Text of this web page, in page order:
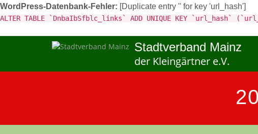
WordPress-Datenbank-Fehler: [Duplicate entry '' for key 'url_hash']
ALTER TABLE `DnbaIbSfblc_links` ADD UNIQUE KEY `url_hash`
Stadtverband Mainz
der Kleingärtner e.V.